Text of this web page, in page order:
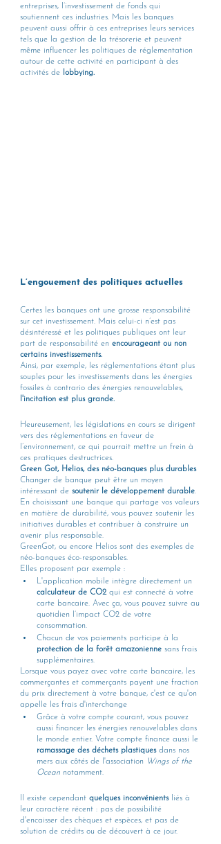
entreprises, l’investissement de fonds qui
soutiennent ces industries. Mais les banques
peuvent aussi offrir à ces entreprises leurs services
tels que la gestion de la trésorerie et peuvent
même influencer les politiques de réglementation
autour de cette activité en participant à des
activités de lobbying.
L’engouement des politiques actuelles
Certes les banques ont une grosse responsabilité
sur cet investissement. Mais celui-ci n’est pas
désintéressé et les politiques publiques ont leur
part de responsabilité en encourageant ou non
certains investissements.
Ainsi, par exemple, les réglementations étant plus
souples pour les investissements dans les énergies
fossiles à contrario des énergies renouvelables,
l'incitation est plus grande.
Heureusement, les législations en cours se dirigent
vers des réglementations en faveur de
l’environnement, ce qui pourrait mettre un frein à
ces pratiques destructrices.
Green Got, Helios, des néo-banques plus durables
Changer de banque peut être un moyen
intéressant de soutenir le développement durable.
En choisissant une banque qui partage vos valeurs
en matière de durabilité, vous pouvez soutenir les
initiatives durables et contribuer à construire un
avenir plus responsable.
GreenGot, ou encore Helios sont des exemples de
néo-banques éco-responsables.
Elles proposent par exemple :
L'application mobile intègre directement un
calculateur de CO2 qui est connecté à votre
carte bancaire. Avec ça, vous pouvez suivre au
quotidien l’impact CO2 de votre
consommation.
Chacun de vos paiements participe à la
protection de la forêt amazonienne sans frais
supplémentaires.
Lorsque vous payez avec votre carte bancaire, les
commerçantes et commerçants payent une fraction
du prix directement à votre banque, c'est ce qu'on
appelle les frais d'interchange
Grâce à votre compte courant, vous pouvez
aussi financer les énergies renouvelables dans
le monde entier. Votre compte finance aussi le
ramassage des déchets plastiques dans nos
mers aux côtés de l'association Wings of the
Ocean notamment.
Il existe cependant quelques inconvénients liés à
leur caractère récent : pas de possibilité
d'encaisser des chèques et espèces, et pas de
solution de crédits ou de découvert à ce jour.